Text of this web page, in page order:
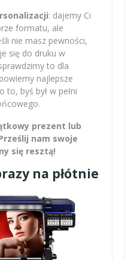
: dajemy Ci
formatu, ale
nie masz pewności,
się do druku w
to dla
najlepsze
to, byś był w pełni
prezent lub
nam swoje
się resztą!
na płótnie